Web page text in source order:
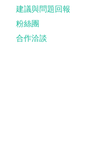
建議與問題回報
粉絲團
合作洽談